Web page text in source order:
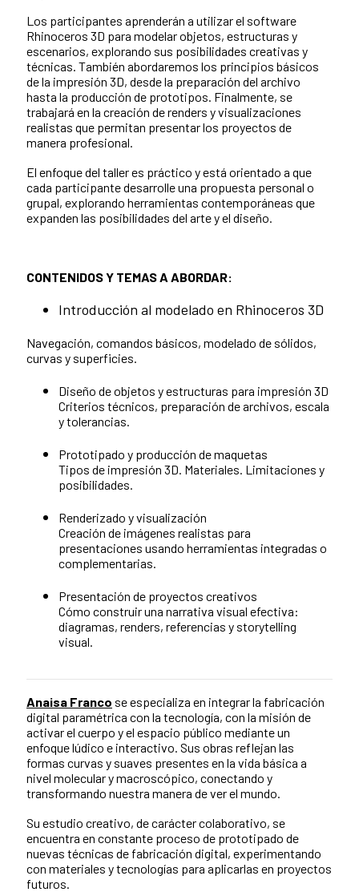
Los participantes aprenderán a utilizar el software
Rhinoceros 3D para modelar objetos, estructuras y
escenarios, explorando sus posibilidades creativas y
técnicas. También abordaremos los principios básicos
de la impresión 3D, desde la preparación del archivo
hasta la producción de prototipos. Finalmente, se
trabajará en la creación de renders y visualizaciones
realistas que permitan presentar los proyectos de
manera profesional.
El enfoque del taller es práctico y está orientado a que
cada participante desarrolle una propuesta personal o
grupal, explorando herramientas contemporáneas que
expanden las posibilidades del arte y el diseño.
CONTENIDOS Y TEMAS A ABORDAR:
Introducción al modelado en Rhinoceros 3D
Navegación, comandos básicos, modelado de sólidos,
curvas y superficies.
Diseño de objetos y estructuras para impresión 3D
Criterios técnicos, preparación de archivos, escala
y tolerancias.
Prototipado y producción de maquetas
Tipos de impresión 3D. Materiales. Limitaciones y
posibilidades.
Renderizado y visualización
Creación de imágenes realistas para
presentaciones usando herramientas integradas o
complementarias.
Presentación de proyectos creativos
Cómo construir una narrativa visual efectiva:
diagramas, renders, referencias y storytelling
visual.
Anaisa Franco se especializa en integrar la fabricación
digital paramétrica con la tecnología, con la misión de
activar el cuerpo y el espacio público mediante un
enfoque lúdico e interactivo. Sus obras reflejan las
formas curvas y suaves presentes en la vida básica a
nivel molecular y macroscópico, conectando y
transformando nuestra manera de ver el mundo.
Su estudio creativo, de carácter colaborativo, se
encuentra en constante proceso de prototipado de
nuevas técnicas de fabricación digital, experimentando
con materiales y tecnologías para aplicarlas en proyectos
futuros.